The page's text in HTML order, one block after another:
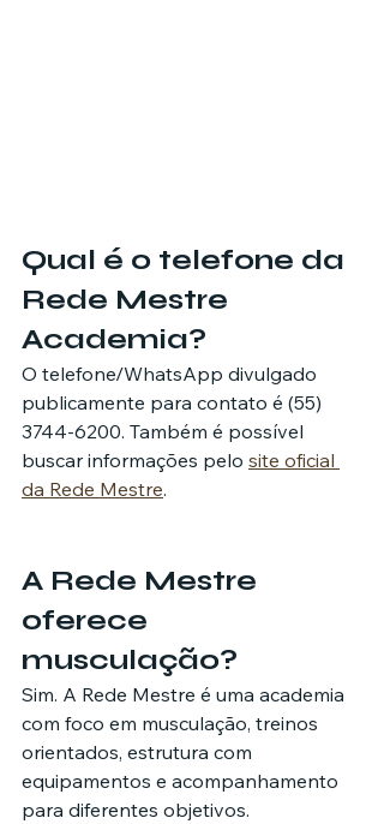
Qual é o telefone da
Rede Mestre
Academia?
O telefone/WhatsApp divulgado
publicamente para contato é (55)
3744-6200. Também é possível
buscar informações pelo site oficial
da Rede Mestre.
A Rede Mestre
oferece
musculação?
Sim. A Rede Mestre é uma academia
com foco em musculação, treinos
orientados, estrutura com
equipamentos e acompanhamento
para diferentes objetivos.